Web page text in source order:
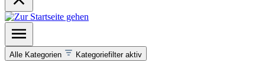
Alle Kategorien Kategoriefilter aktiv